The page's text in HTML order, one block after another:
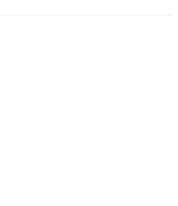
в Тульской области на сайте